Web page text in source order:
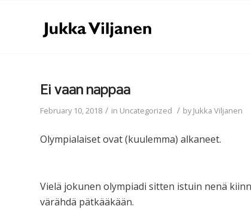
Ei vaan nappaa
February 10, 2018 / in Uncategorized / byJukka Viljanen
Olympialaiset ovat (kuulemma) alkaneet.
Vielä jokunen olympiadi sitten istuin nenä
värähdä pätkääkään.